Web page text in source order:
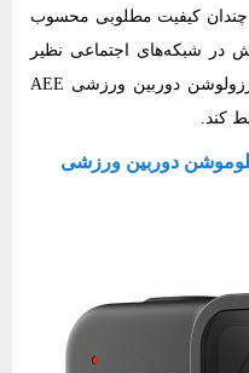
چندان کیفیت مطلوبی محسوب
در شبکه‌های اجتماعی نظیر
اینستاگرام 1080p است؛ که در این رزولوشن دوربین ورزشی AEE
دوربین ورزشی